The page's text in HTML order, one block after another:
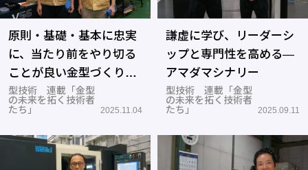
原則・基礎・基本に忠実
に、当たり前をやり切る
ことが良い金型づくりの
近道―石原産業
型技術 連載「金型
の未来を拓く技術者
たち」
2025.11.04
謙虚に学び、リーダーシ
ップと専門性を高める―
アマダマシナリー
型技術 連載「金型
の未来を拓く技術者
たち」
2025.09.11